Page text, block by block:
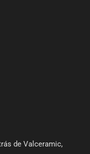
de Valceramic,